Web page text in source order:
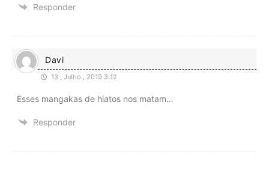
Responder
Davi
13 , Julho , 2019 3:12
Esses mangakas de hiatos nos matam…
Responder